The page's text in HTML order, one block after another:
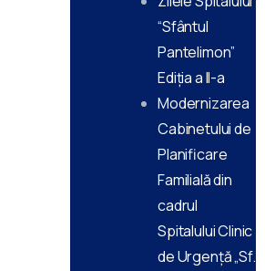
“Sfântul
Pantelimon”
Ediţia a II-a
Modernizarea
Cabinetului de
Planificare
Familială din
cadrul
Spitalului Clinic
de Urgență „Sf.